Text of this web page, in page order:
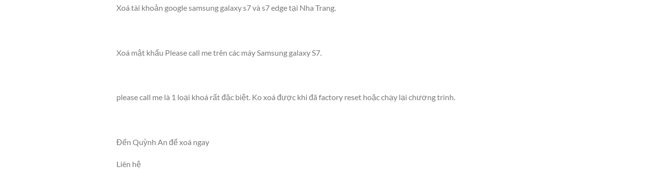
Xoá tài khoản google samsung galaxy s7 và s7 edge tại Nha Trang.
Xoá mật khẩu Please call me trên các máy Samsung galaxy S7.
please call me là 1 loại khoá rất đặc biệt. Ko xoá được khi đã factory reset hoặc chạy lại chương trình.
Đến Quỳnh An để xoá ngay
Liên hệ